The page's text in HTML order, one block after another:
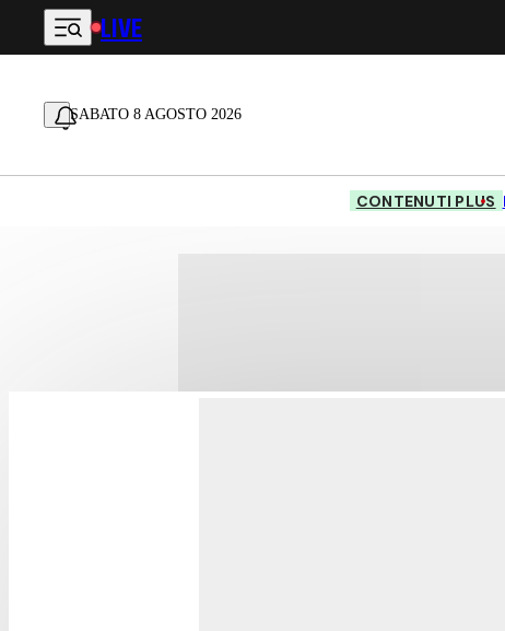
Vai al contenuto principale
LIVE
SABATO 8 AGOSTO 2026
CONTENUTI PLUS